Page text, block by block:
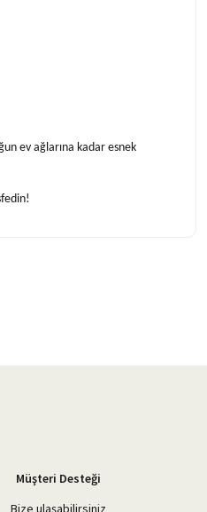
ev ağlarına kadar esnek
Müşteri Desteği
Bize ulaşabilirsiniz